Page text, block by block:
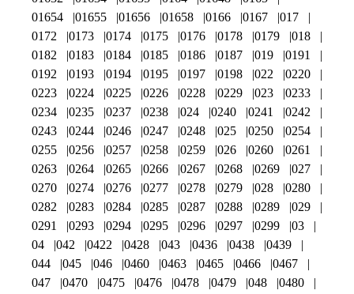
01654
01655 01656 01658 0166 0167
017
0172
0173 0174 0175 0176 0178 0179
018
0182
0183 0184 0185 0186 0187 019
0191
0192
0193 0194 0195 0197 0198 022
0220
0223
0224 0225 0226 0228 0229 023
0233
0234
0235 0237 0238 024 0240 0241
0242
0243
0244 0246 0247 0248 025 0250
0254
0255
0256 0257 0258 0259 026 0260
0261
0263
0264 0265 0266 0267 0268 0269
027
0270
0274 0276 0277 0278 0279 028
0280
0282
0283 0284 0285 0287 0288 0289
029
0291
0293 0294 0295 0296 0297 0299
03
04
042 0422 0428 043 0436 0438
0439
044
045 046 0460 0463 0465 0466
0467
047
0470 0475 0476 0478 0479 048
0480